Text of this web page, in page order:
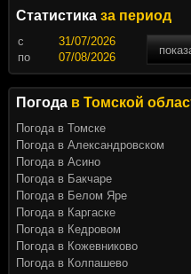
Статистика за период
c
по
Погода в Томской
Погода в Томске
Погода в Александровском
Погода в Асино
Погода в Бакчаре
Погода в Белом Яре
Погода в Каргаске
Погода в Кедровом
Погода в Кожевниково
Погода в Колпашево